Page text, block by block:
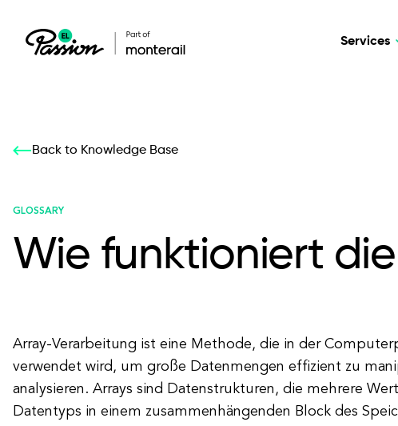
Services
Our services: build,
All services
Our services: build,
Back to Knowledge Base
GLOSSARY
Wie funktioniert
Array-Verarbeitung ist eine Methode, die in der
verwendet wird, um große Datenmengen effizient zu
analysieren. Arrays sind Datenstrukturen, die mehrere
Datentyps in einem zusammenhängenden Block des